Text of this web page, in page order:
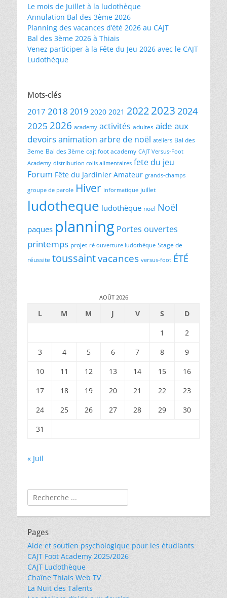
Le mois de Juillet à la ludothèque
Annulation Bal des 3ème 2026
Planning des vacances d’été 2026 au CAJT
Bal des 3ème 2026 à Thiais
Venez participer à la Fête du Jeu 2026 avec le CAJT
Ludothèque
Mots-clés
2017 2018 2019 2020 2021 20222023 2024
2025 2026 academy activités adultes aide aux
devoirsanimation arbre de noël ateliers Bal des
3eme Bal des 3ème cajt foot academy CAJT Versus-Foot
Academy distribution colis alimentaires fete du jeu
Forum Fête du Jardinier Amateur grands-champs
groupe de parole Hiver informatique juillet
ludotheque ludothèque noel Noël
paques planning Portes ouvertes
printemps projet ré ouverture ludothèque Stage de
réussite toussaintvacances versus-foot ÉTÉ
AOÛT 2026
L M M J V S
D
1
2
3
4 5 6 7 8
9
10
11 12 13 14 15
16
17
18 19 20 21 22
23
24
25 26 27 28 29
30
31
« Juil
Rechercher :
Pages
Aide et soutien psychologique pour les étudiants
CAJT Foot Academy 2025/2026
CAJT Ludothèque
Chaîne Thiais Web TV
La Nuit des Talents